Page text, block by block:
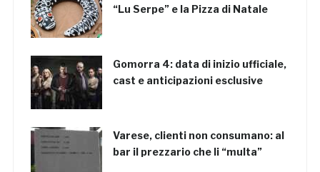
“Lu Serpe” e la Pizza di Natale
Gomorra 4: data di inizio ufficiale,
cast e anticipazioni esclusive
Varese, clienti non consumano: al
bar il prezzario che li “multa”